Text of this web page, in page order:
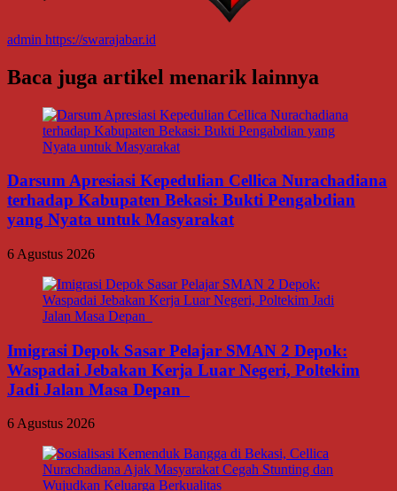
admin https://swarajabar.id
Baca juga artikel menarik lainnya
Darsum Apresiasi Kepedulian Cellica Nurachadiana
terhadap Kabupaten Bekasi: Bukti Pengabdian
yang Nyata untuk Masyarakat
6 Agustus 2026
Imigrasi Depok Sasar Pelajar SMAN 2 Depok:
Waspadai Jebakan Kerja Luar Negeri, Poltekim
Jadi Jalan Masa Depan
6 Agustus 2026